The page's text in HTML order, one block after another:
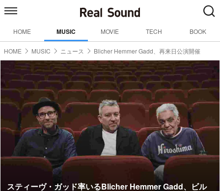
HOME MUSIC MOVIE TECH BOOK
HOME MUSIC ニュース Blicher Hemmer Gadd、再来日公演開催
スティーヴ・ガッド率いるBlicher Hemmer Gadd、ビル